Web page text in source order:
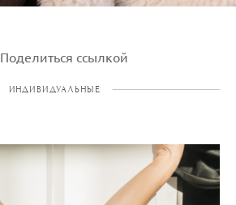
Поделиться ссылкой
ИНДИВИДУАЛЬНЫЕ